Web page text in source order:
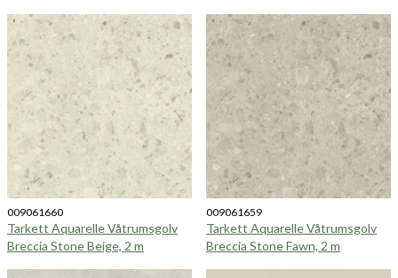
009061660
Tarkett Aquarelle Våtrumsgolv
Breccia Stone Beige, 2 m
009061659
Tarkett Aquarelle Våtrumsgolv
Breccia Stone Fawn, 2 m